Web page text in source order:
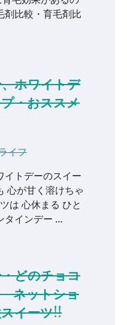
比較・育毛剤比
ホワイトデ
・おススメ
イフ
イトデーのスイー
心が甘く溶けちゃ
は 心休まる ひと
インデー …
どのチョコ
ネットショ
イーツ!!